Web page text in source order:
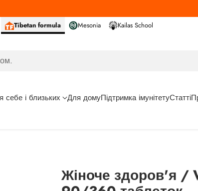
Tibetan formula Mesonia Kailas School
себе і близьких Для домуПідтримка імунітетуСтатті
Жіноче здоров'я /